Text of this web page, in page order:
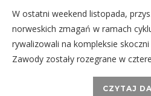
W ostatni weekend listopada,
norweskich zmagań w ramach
rywalizowali na kompleksie
Zawody zostały rozegrane w
CZYTAJ